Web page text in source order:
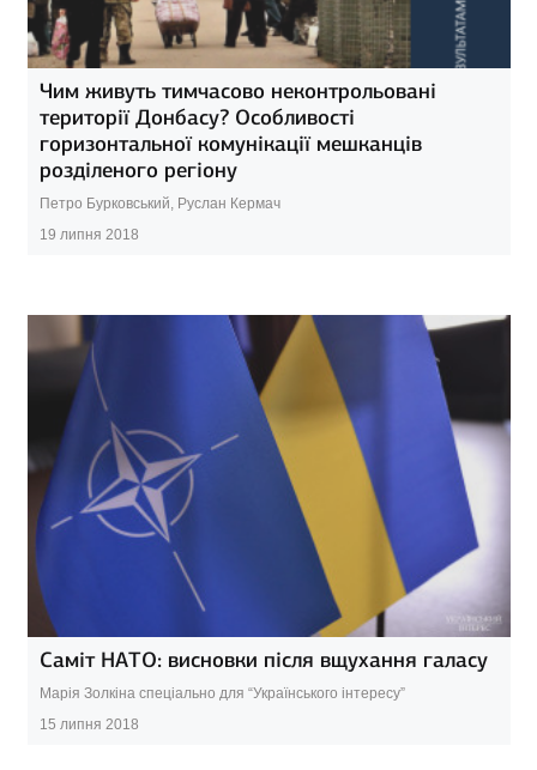
Чим живуть тимчасово неконтрольовані
території Донбасу? Особливості
горизонтальної комунікації мешканців
розділеного регіону
Петро Бурковський, Руслан Кермач
19 липня 2018
Саміт НАТО: висновки після вщухання галасу
Марія Золкіна спеціально для “Українського інтересу”
15 липня 2018